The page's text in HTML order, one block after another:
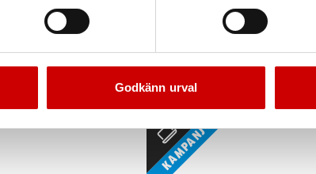
Godkänn urval
skruv med försänkt huvud
Förzinkad FZB (A3K)
Mässing
Svart/
DIN 17670
Kampanj